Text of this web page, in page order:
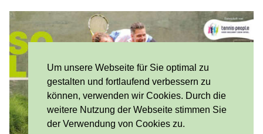
Um unsere Webseite für Sie optimal zu
gestalten und fortlaufend verbessern zu
können, verwenden wir Cookies. Durch die
weitere Nutzung der Webseite stimmen Sie
der Verwendung von Cookies zu.